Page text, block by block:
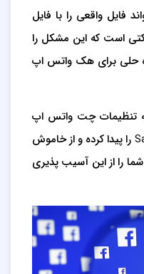
فایل واقعی را با فایل
است که این مشکل را
حلی برای هک واتس اپ
تنظیمات چت واتس اپ
رفته و سپس گزینه Save to Gallery را پیدا کرده و از خاموش
را از این آسیب پذیری